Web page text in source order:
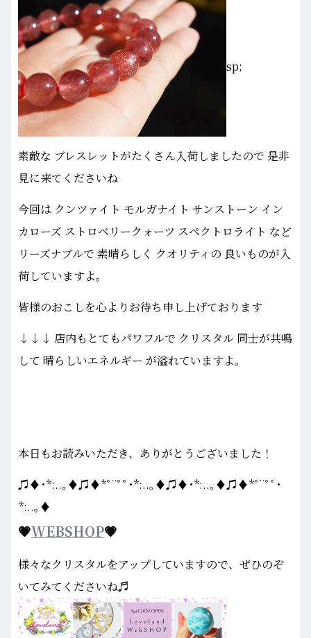
sp;
素敵な ブレスレットがたくさん入荷しましたので 是非
見に来てくださいね
今回は クンツァイト モルガナイト サンストーン イン
カローズ ストロベリークォーツ スペクトロライト など
リーズナブルで 素晴らしく クオリティの 良いものが入
荷していますよ。
皆様のおこしを心よりお待ち申し上げております
↓↓↓ 店内もとてもパワフルで クリスタル 同士が共鳴
して 晴らしいエネルギー が溢れていますよ。
本日もお読みいただき、ありがとうございました！
♫♦･*:..｡♦♫♦*ﾟ¨ﾟﾟ･*:..｡♦♫♦･*:..｡♦♫♦*ﾟ¨ﾟﾟ･
*:..｡♦
💗WEBSHOP💗
様々なクリスタルをアップしていますので、ぜひのぞ
いてみてくださいね♬